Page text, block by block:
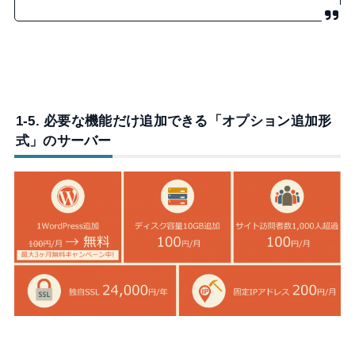
1-5. 必要な機能だけ追加できる「オプション追加形
式」のサーバー